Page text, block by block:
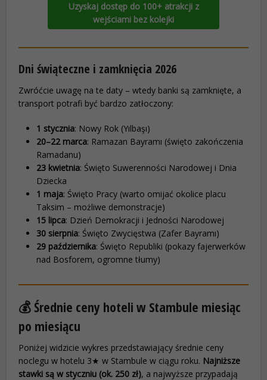
Uzyskaj dostęp do 100+ atrakcji z
wejściami bez kolejki
Dni świąteczne i zamknięcia 2026
Zwróćcie uwagę na te daty – wtedy banki są zamknięte, a
transport potrafi być bardzo zatłoczony:
1 stycznia: Nowy Rok (Yılbaşı)
20–22 marca: Ramazan Bayramı (święto zakończenia
Ramadanu)
23 kwietnia: Święto Suwerenności Narodowej i Dnia
Dziecka
1 maja: Święto Pracy (warto omijać okolice placu
Taksim – możliwe demonstracje)
15 lipca: Dzień Demokracji i Jedności Narodowej
30 sierpnia: Święto Zwycięstwa (Zafer Bayramı)
29 października: Święto Republiki (pokazy fajerwerków
nad Bosforem, ogromne tłumy)
💰 Średnie ceny hoteli w Stambule miesiąc
po miesiącu
Poniżej widzicie wykres przedstawiający średnie ceny
noclegu w hotelu 3★ w Stambule w ciągu roku. Najniższe
stawki są w styczniu (ok. 250 zł), a najwyższe przypadają